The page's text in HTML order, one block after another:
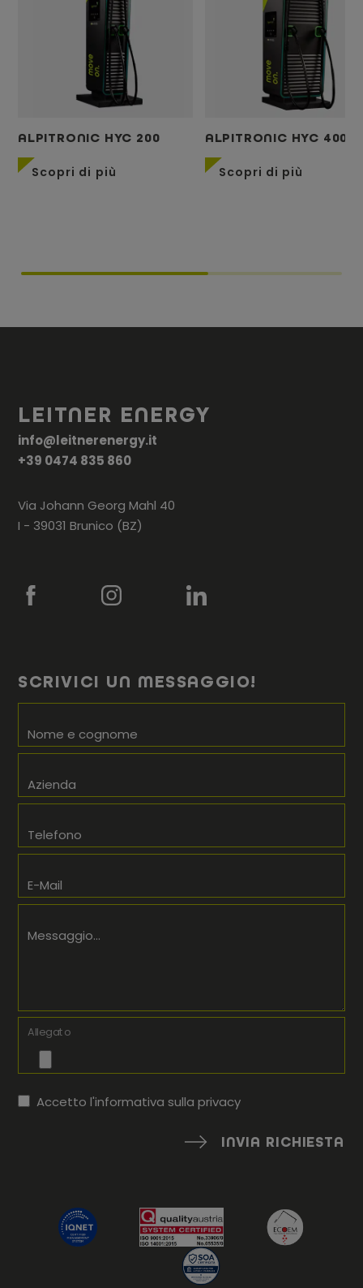
ALPITRONIC HYC 200
Scopri di più
ALPITRONIC HYC 400
Scopri di più
LEITNER ENERGY
info@leitnerenergy.it
+39 0474 835 860
Via Johann Georg Mahl 40
I - 39031 Brunico (BZ)
SCRIVICI UN MESSAGGIO!
Nome e cognome
Azienda
Telefono
E-Mail
Messaggio...
Allegato
Accetto l'informativa sulla privacy
INVIA RICHIESTA